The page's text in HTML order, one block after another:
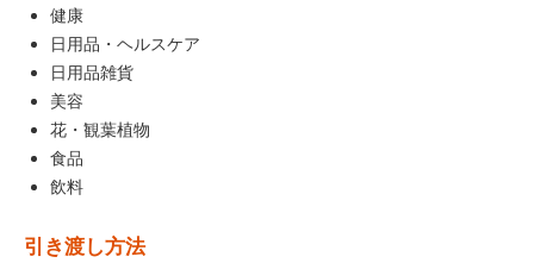
健康
日用品・ヘルスケア
日用品雑貨
美容
花・観葉植物
食品
飲料
引き渡し方法